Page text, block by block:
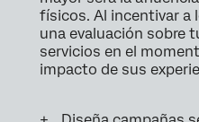
físicos. Al incentivar a
una evaluación sobre
servicios en el
impacto de sus